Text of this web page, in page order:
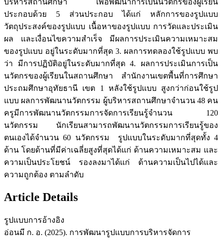
บริหารสถานศึกษา เพื่อพัฒนาการเป็นนวัตกรของผู้เรียน
ประกอบด้วย 5 ส่วนประกอบ ได้แก่ หลักการของรูปแบบ
วัตถุประสงค์ของรูปแบบ เนื้อหาของรูปแบบ การวัดและประเมิน
ผล และเงื่อนไขความสำเร็จ มีผลการประเมินความเหมาะสม
ของรูปแบบ อยู่ในระดับมากที่สุด 3. ผลการทดลองใช้รูปแบบ พบ
ว่า มีการปฏิบัติอยู่ในระดับมากที่สุด 4. ผลการประเมินการเป็น
นวัตกรของผู้เรียนในสถานศึกษา สำนักงานเขตพื้นที่การศึกษา
ประถมศึกษาอุทัยธานี เขต 1 หลังใช้รูปแบบ สูงกว่าก่อนใช้รูป
แบบ ผลการพัฒนานวัตกรรม ผู้บริหารสถานศึกษาจำนวน 48 คน
ครูมีการพัฒนานวัตกรรมการจัดการเรียนรู้จำนวน 120
นวัตกรรม นักเรียนสามารถพัฒนานวัตกรรมการเรียนรู้ของ
ตนเองได้จำนวน 60 นวัตกรรม รูปแบบในระดับมากที่สุดทั้ง 4
ด้าน โดยด้านที่มีค่าเฉลี่ยสูงที่สุดได้แก่ ด้านความเหมาะสม และ
ความเป็นประโยชน์ รองลงมาได้แก่ ด้านความเป็นไปได้และ
ความถูกต้อง ตามลำดับ
Article Details
รูปแบบการอ้างอิง
อ่อนมี ก. อ. (2025). การพัฒนารูปแบบการบริหารจัดการ